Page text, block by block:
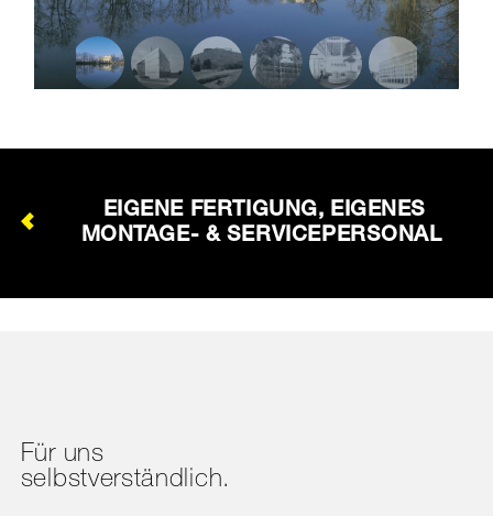
EIGENE FERTIGUNG, EIGENES
MONTAGE- & SERVICEPERSONAL
Für uns
selbstverständlich.